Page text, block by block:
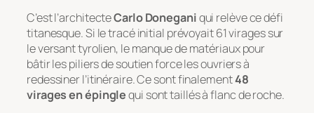
C’est l’architecteCarlo Doneganiqui relève ce défi
titanesque. Si le tracé initial prévoyait 61 virages sur
le versant tyrolien, le manque de matériaux pour
bâtir les piliers de soutien force les ouvriers à
redessiner l’itinéraire. Ce sont finalement48
virages en épinglequi sont taillés à flanc de roche.